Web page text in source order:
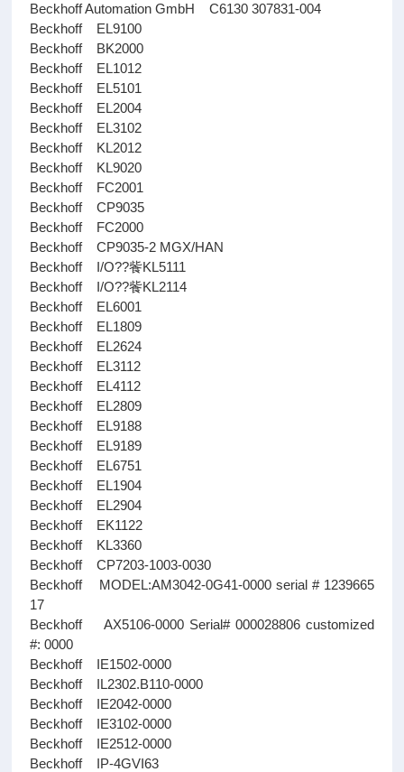
Beckhoff Automation GmbH C6130 307831-004
Beckhoff EL9100
Beckhoff BK2000
Beckhoff EL1012
Beckhoff EL5101
Beckhoff EL2004
Beckhoff EL3102
Beckhoff KL2012
Beckhoff KL9020
Beckhoff FC2001
Beckhoff CP9035
Beckhoff FC2000
Beckhoff CP9035-2 MGX/HAN
Beckhoff I/O??飺KL5111
Beckhoff I/O??飺KL2114
Beckhoff EL6001
Beckhoff EL1809
Beckhoff EL2624
Beckhoff EL3112
Beckhoff EL4112
Beckhoff EL2809
Beckhoff EL9188
Beckhoff EL9189
Beckhoff EL6751
Beckhoff EL1904
Beckhoff EL2904
Beckhoff EK1122
Beckhoff KL3360
Beckhoff CP7203-1003-0030
Beckhoff MODEL:AM3042-0G41-0000 serial # 1239665
17
Beckhoff AX5106-0000 Serial# 000028806 customized
#: 0000
Beckhoff IE1502-0000
Beckhoff IL2302.B110-0000
Beckhoff IE2042-0000
Beckhoff IE3102-0000
Beckhoff IE2512-0000
Beckhoff IP-4GVI63